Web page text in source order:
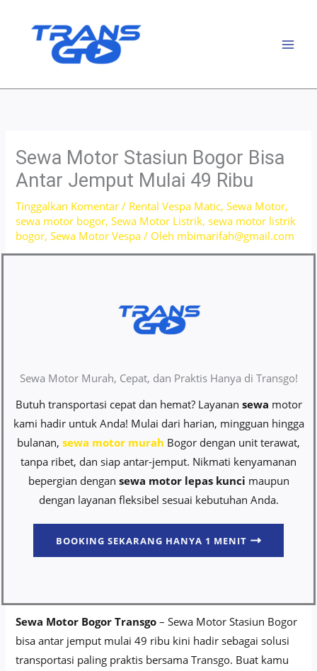
Sewa Motor Stasiun Bogor Bisa
Antar Jemput Mulai 49 Ribu
Tinggalkan Komentar / Rental Vespa Matic,Sewa Motor,
sewa motor bogor,Sewa Motor Listrik,sewa motor listrik
bogor,Sewa Motor Vespa / Oleh mbimarifah@gmail.com
Sewa Motor Murah, Cepat, dan Praktis Hanya di Transgo!
Butuh transportasi cepat dan hemat? Layanan sewa motor
kami hadir untuk Anda! Mulai dari harian, mingguan hingga
bulanan, sewa motor murah Bogor dengan unit terawat,
tanpa ribet, dan siap antar-jemput. Nikmati kenyamanan
bepergian dengan sewa motor lepas kunci maupun
dengan layanan fleksibel sesuai kebutuhan Anda.
BOOKING SEKARANG HANYA 1 MENIT
Sewa Motor Bogor Transgo– Sewa Motor Stasiun Bogor
bisa antar jemput mulai 49 ribu kini hadir sebagai solusi
transportasi paling praktis bersama Transgo. Buat kamu